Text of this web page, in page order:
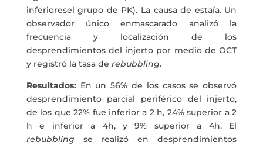
inferioresel grupo de PK). La causa de estaía. Un
observador único enmascarado analizó la
frecuencia y localización de los
desprendimientos del injerto por medio de OCT
y registró la tasa de rebubbling.
Resultados: En un 56% de los casos se observó
desprendimiento parcial periférico del injerto,
de los que 22% fue inferior a 2 h, 24% superior a 2
h e inferior a 4h, y 9% superior a 4h. El
rebubbling se realizó en desprendimientos